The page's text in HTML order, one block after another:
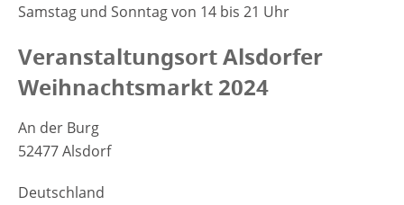
Samstag und Sonntag von 14 bis 21 Uhr
Veranstaltungsort Alsdorfer
Weihnachtsmarkt 2024
An der Burg
52477 Alsdorf
Deutschland